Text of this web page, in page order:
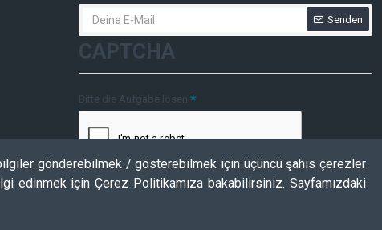
Senden
CAPTCHA
Bitte die Aufgabe lösen
gönderebilmek / gösterebilmek için üçüncü şahıs çerezler
edinmek için Çerez Politikamıza bakabilirsiniz. Sayfamızdaki